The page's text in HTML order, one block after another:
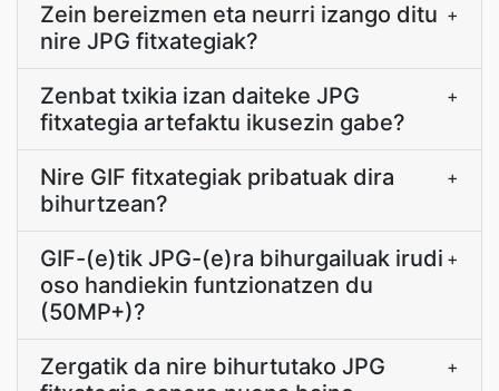
Zein bereizmen eta neurri izango ditu
nire JPG fitxategiak?
+
Zenbat txikia izan daiteke JPG
fitxategia artefaktu ikusezin gabe?
+
Nire GIF fitxategiak pribatuak dira
bihurtzean?
+
GIF-(e)tik JPG-(e)ra bihurgailuak irudi
oso handiekin funtzionatzen du
(50MP+)?
+
Zergatik da nire bihurtutako JPG
+